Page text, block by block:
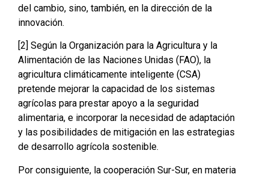
del cambio, sino, también, en la dirección de la
innovación.
[2] Según la Organización para la Agricultura y la
Alimentación de las Naciones Unidas (FAO), la
agricultura climáticamente inteligente (CSA)
pretende mejorar la capacidad de los sistemas
agrícolas para prestar apoyo a la seguridad
alimentaria, e incorporar la necesidad de adaptación
y las posibilidades de mitigación en las estrategias
de desarrollo agrícola sostenible.
Por consiguiente, la cooperación Sur-Sur, en materia